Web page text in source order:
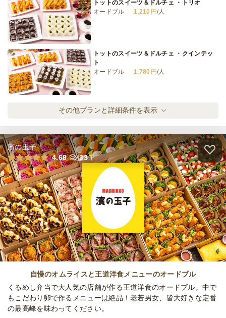
全てのプランを見る（15件）
オードブル
15,000円
トットのスイーツ＆ドルチェ ・トリオ
オードブル
1,210 円/人
トットのスイーツ＆ドルチェ ・クインテッ
ト
オードブル
1,780 円/人
オードブル
1,520円/人
スタンダードフィンガーフードプラン
オードブル
2,280円/人
スペシャルフィンガーフードプラン
オードブル
3,320円/人
スペシャルパーティーパック
ライトフィンガーフードプラン
その他プランと詳細条件を表示
濱の玉子
4.68
33件
自慢のオムライスと王道洋食メニューのオードブル
くるめし弁当で大人気の店舗が作る王道洋食のオードブル。中で
もこだわり卵で作るメニューは絶品！老若男女、皆大好きな定番
の最高峰を味わってください。